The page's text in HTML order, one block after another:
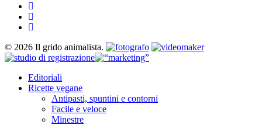
twitter
facebook
instagram
© 2026 Il grido animalista.
Close
Menu
Editoriali
Ricette vegane
Antipasti, spuntini e contorni
Facile e veloce
Minestre